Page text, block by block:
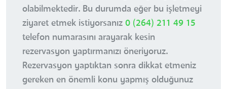
olabilmektedir. Bu durumda eğer bu işletmeyi
ziyaret etmek istiyorsanız 0 (264) 211 49 15
telefon numarasını arayarak kesin
rezervasyon yaptırmanızı öneriyoruz.
Rezervasyon yaptıktan sonra dikkat etmeniz
gereken en önemli konu yapmış olduğunuz